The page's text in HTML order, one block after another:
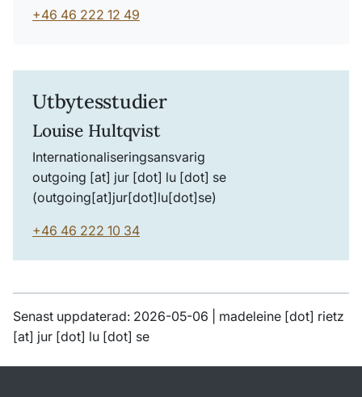
+46 46 222 12 49
Utbytesstudier
Louise Hultqvist
Internationaliseringsansvarig
outgoing [at] jur [dot] lu [dot] se
(outgoing[at]jur[dot]lu[dot]se)
+46 46 222 10 34
Senast uppdaterad: 2026-05-06 | madeleine [dot] rietz
[at] jur [dot] lu [dot] se